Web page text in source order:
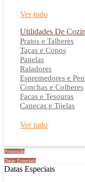
Ver tudo
Utilidades De
Pratos e Talheres
Taças e Copos
Panelas
Raladores
Espremedores e
Conchas e Colheres
Facas e Tesouras
Canecas e Tijelas
Ver tudo
Promoção
Datas Especiais
Datas Especiais